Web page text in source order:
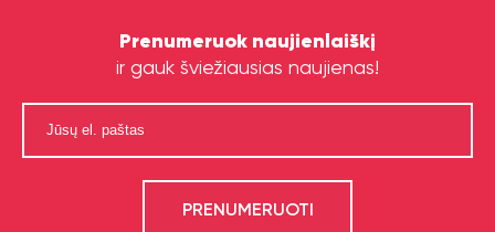
Prenumeruok naujienlaiškį
ir gauk šviežiausias naujienas!